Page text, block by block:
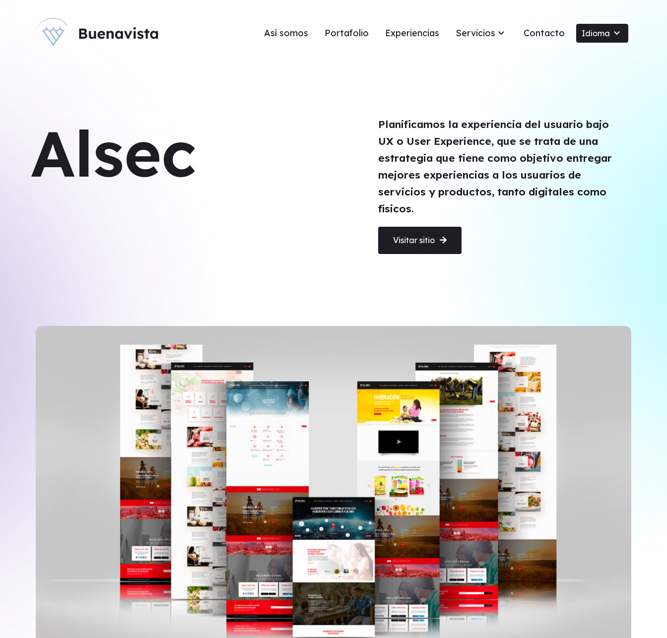
Así somos Portafolio Experiencias Servicios keyboard_arrow_down Contacto Idioma keyboard_arrow_down
Alsec
Planificamos la experiencia del usuario bajo
UX o User Experience, que se trata de una
estrategia que tiene como objetivo entregar
mejores experiencias a los usuarios de
servicios y productos, tanto digitales como
físicos.
Visitar sitio